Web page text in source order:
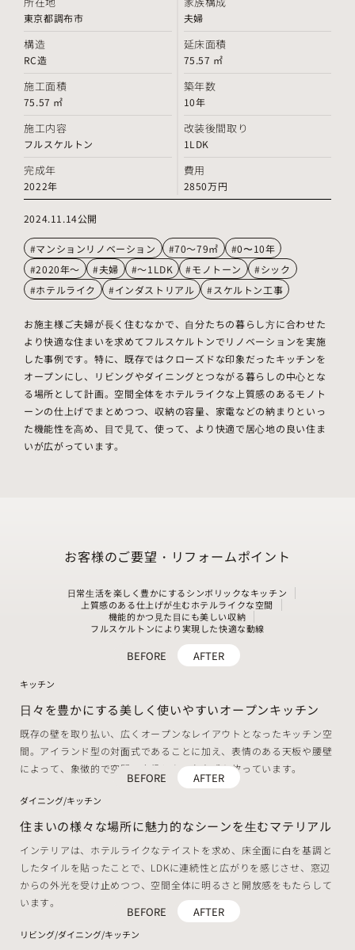
お施主様ご夫婦が⻑く住むなかで、⾃分たちの暮らし⽅に合わせた
より快適な住まいを求めてフルスケルトンでリノベーションを実施
した事例です。特に、既存ではクローズドな印象だったキッチンを
オープンにし、リビングやダイニングとつながる暮らしの中⼼とな
る場所として計画。空間全体をホテルライクな上質感のあるモノト
ーンの仕上げでまとめつつ、収納の容量、家電などの納まりといっ
た機能性を⾼め、⽬で⾒て、使って、より快適で居⼼地の良い住ま
いが広がっています。
東京都調布市 夫婦
構造
RC造
延床面積
75.57 ㎡
施工面積
75.57 ㎡
築年数
10年
施工内容
フルスケルトン
改装後間取り
1LDK
完成年
2022年
費用
2850万円
2024.11.14公開
#マンションリノベーション #70～79㎡
#0〜10年
#2020年～
#夫婦 #～1LDK #モノトーン
#シック
#ホテルライク
#インダストリアル #スケルトン工事
お客様のご要望・リフォームポイント
⽇常⽣活を楽しく豊かにするシンボリックなキッチン
上質感のある仕上げが⽣むホテルライクな空間
機能的かつ⾒た⽬にも美しい収納
フルスケルトンにより実現した快適な動線
BEFORE AFTER
キッチン
⽇々を豊かにする美しく使いやすいオープンキッチン
既存の壁を取り払い、広くオープンなレイアウトとなったキッチン空
間。アイランド型の対⾯式であることに加え、表情のある天板や腰壁
によって、象徴的で空間の主役となる存在感を放っています。
BEFORE AFTER
ダイニング/キッチン
住まいの様々な場所に魅⼒的なシーンを⽣むマテリアル
インテリアは、ホテルライクなテイストを求め、床全⾯に⽩を基調と
したタイルを貼ったことで、LDKに連続性と広がりを感じさせ、窓辺
からの外光を受け⽌めつつ、空間全体に明るさと開放感をもたらして
います。
BEFORE AFTER
リビング/ダイニング/キッチン